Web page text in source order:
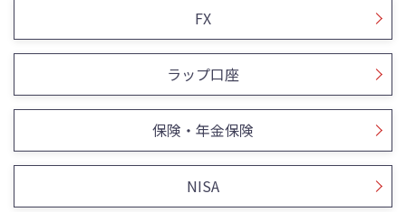
FX
ラップ口座
保険・年金保険
NISA